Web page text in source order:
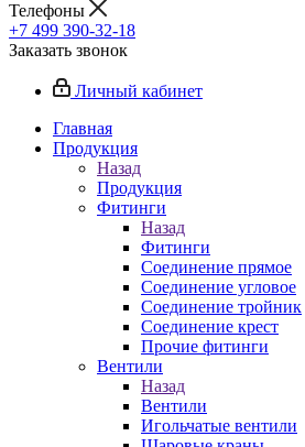
Телефоны
+7 499 390-32-18
Заказать звонок
Личный кабинет
Главная
Продукция
Назад
Продукция
Фитинги
Назад
Фитинги
Соединение прямое
Соединение угловое
Соединение тройник
Соединение крест
Прочие фитинги
Вентили
Назад
Вентили
Игольчатые вентили